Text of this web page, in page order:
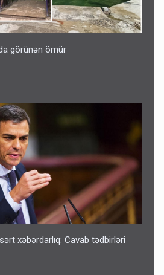
görünən ömür
xəbərdarlıq: Cavab tədbirləri